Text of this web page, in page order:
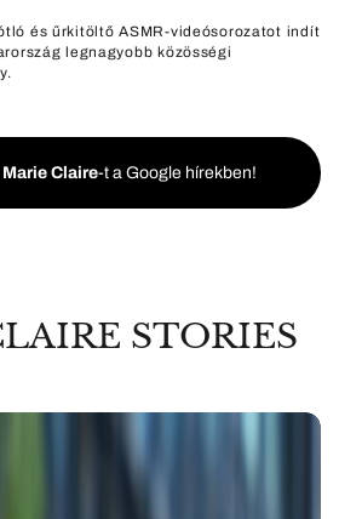
és űrkitöltő ASMR-videósorozatot indít
legnagyobb közösségi
Marie Claire-t a Google hírekben!
STORIES